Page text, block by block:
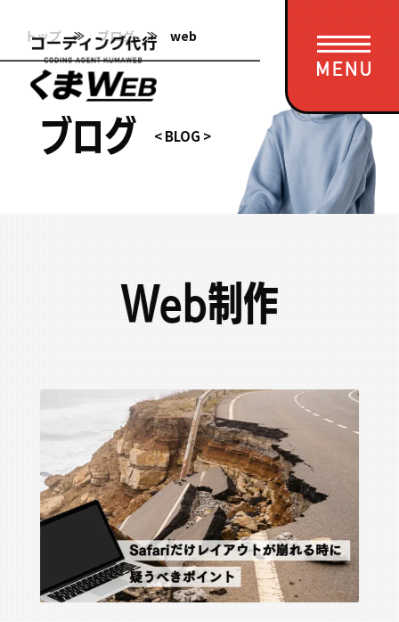
料金
お見積もりはこちら
で依頼する
ブロ グ
トップ ブログ web
Web制作